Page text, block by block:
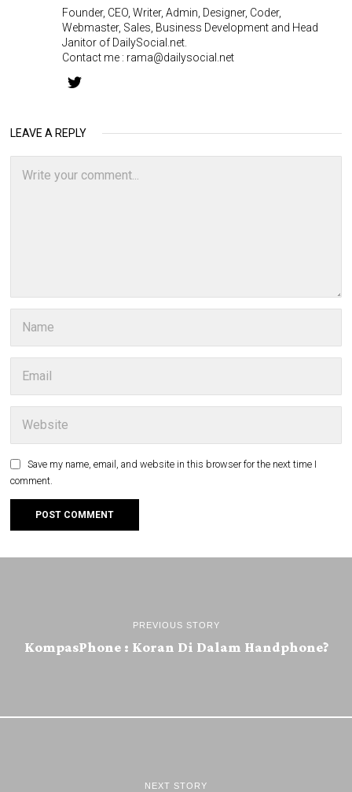
Founder, CEO, Writer, Admin, Designer, Coder,
Webmaster, Sales, Business Development and Head
Janitor of DailySocial.net.
Contact me : rama@dailysocial.net
LEAVE A REPLY
Save my name, email, and website in this browser for the next time I
comment.
PREVIOUS STORY
KompasPhone : Koran Di Dalam Handphone?
NEXT STORY